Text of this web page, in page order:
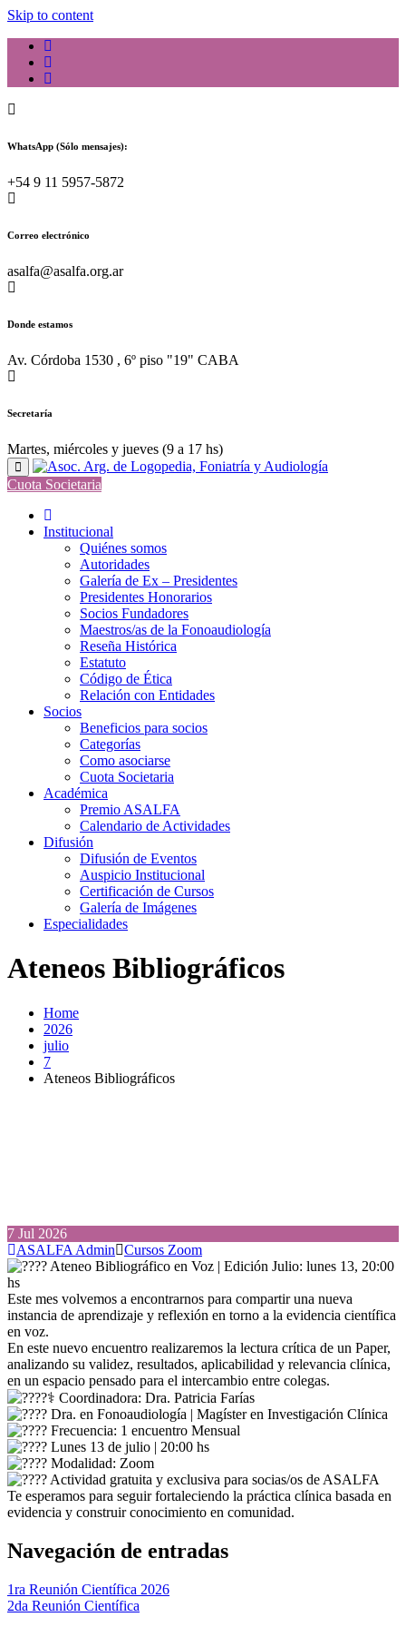
Skip to content
WhatsApp (Sólo mensajes):
+54 9 11 5957-5872
Correo electrónico
asalfa@asalfa.org.ar
Donde estamos
Av. Córdoba 1530 , 6º piso "19" CABA
Secretaría
Martes, miércoles y jueves (9 a 17 hs)
Cuota Societaria
Institucional
Quiénes somos
Autoridades
Galería de Ex – Presidentes
Presidentes Honorarios
Socios Fundadores
Maestros/as de la Fonoaudiología
Reseña Histórica
Estatuto
Código de Ética
Relación con Entidades
Socios
Beneficios para socios
Categorías
Como asociarse
Cuota Societaria
Académica
Premio ASALFA
Calendario de Actividades
Difusión
Difusión de Eventos
Auspicio Institucional
Certificación de Cursos
Galería de Imágenes
Especialidades
Ateneos Bibliográficos
Home
2026
julio
7
Ateneos Bibliográficos
7 Jul 2026
ASALFA Admin
Cursos Zoom
Ateneo Bibliográfico en Voz | Edición Julio: lunes 13, 20:00
hs
Este mes volvemos a encontrarnos para compartir una nueva
instancia de aprendizaje y reflexión en torno a la evidencia científica
en voz.
En este nuevo encuentro realizaremos la lectura crítica de un Paper,
analizando su validez, resultados, aplicabilidad y relevancia clínica,
en un espacio pensado para el intercambio entre colegas.
Coordinadora: Dra. Patricia Farías
Dra. en Fonoaudiología | Magíster en Investigación Clínica
Frecuencia: 1 encuentro Mensual
Lunes 13 de julio | 20:00 hs
Modalidad: Zoom
Actividad gratuita y exclusiva para socias/os de ASALFA
Te esperamos para seguir fortaleciendo la práctica clínica basada en
evidencia y construir conocimiento en comunidad.
Navegación de entradas
1ra Reunión Científica 2026
2da Reunión Científica